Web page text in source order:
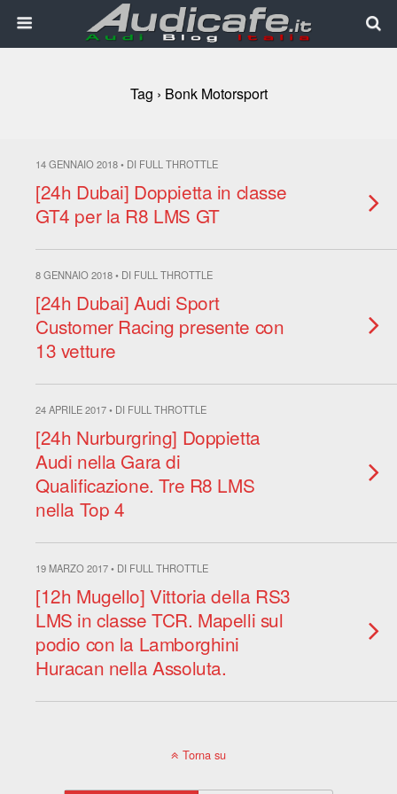
Tag › Bonk Motorsport
14 GENNAIO 2018 • DI FULL THROTTLE
[24h Dubai] Doppietta in classe
GT4 per la R8 LMS GT
8 GENNAIO 2018 • DI FULL THROTTLE
[24h Dubai] Audi Sport
Customer Racing presente con
13 vetture
24 APRILE 2017 • DI FULL THROTTLE
[24h Nurburgring] Doppietta
Audi nella Gara di
Qualificazione. Tre R8 LMS
nella Top 4
19 MARZO 2017 • DI FULL THROTTLE
[12h Mugello] Vittoria della RS3
LMS in classe TCR. Mapelli sul
podio con la Lamborghini
Huracan nella Assoluta.
Torna su